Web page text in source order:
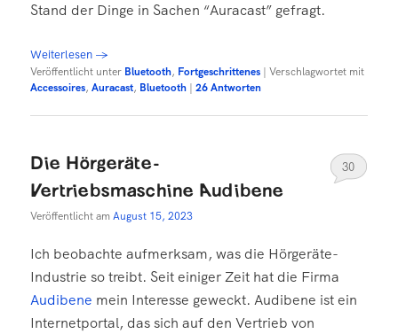
Stand der Dinge in Sachen “Auracast” gefragt.
Weiterlesen→
Veröffentlicht unter Bluetooth, Fortgeschrittenes |Verschlagwortet mit
Accessoires,Auracast, Bluetooth |26Antworten
Die Hörgeräte-
Vertriebsmaschine Audibene
Veröffentlicht amAugust 15, 2023
30
Ich beobachte aufmerksam, was die Hörgeräte-
Industrie so treibt. Seit einiger Zeit hat die Firma
Audibene mein Interesse geweckt. Audibene ist ein
Internetportal, das sich auf den Vertrieb von